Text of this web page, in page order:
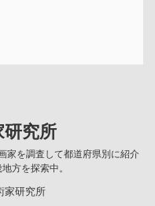
研究所
家を調査して都道府県別に紹介
方を探索中。
研究所